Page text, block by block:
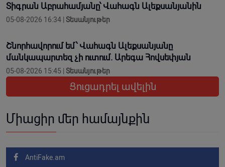
Տիգրան Աբրահամյանը՝ Վահագն Ալեքսանյանին
05-08-2026 16:34 | Տեսանյութեր
Շնորհավորում եմ՝ Վահագն Ալեքսանյանը
մանկապարտեզ չի ուտում. Արեգա Հովսեփյան
05-08-2026 15:45 | Տեսանյութեր
Ցուցադրել ավելին
Միացիր մեր համայնքին
AntiFake.am